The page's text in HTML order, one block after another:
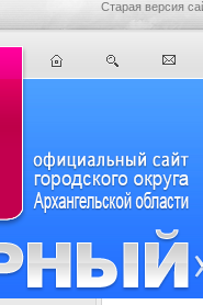
Старая версия